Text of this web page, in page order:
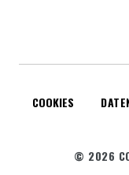
COOKIES
© 2026